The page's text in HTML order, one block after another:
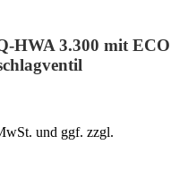
HWA 3.300 mit ECO
und ggf. zzgl.